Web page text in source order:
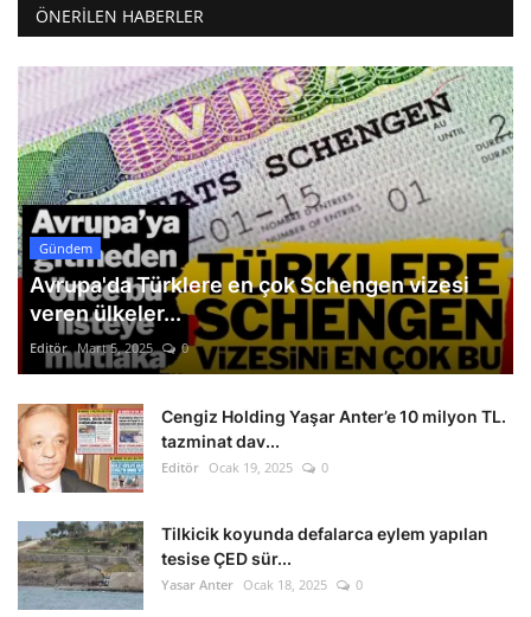
ÖNERILEN HABERLER
Gündem
Avrupa'da Türklere en çok Schengen vizesi
veren ülkeler...
Editör Mart 5, 2025 0
Cengiz Holding Yaşar Anter’e 10 milyon TL.
tazminat dav...
Editör Ocak 19, 2025 0
Tilkicik koyunda defalarca eylem yapılan
tesise ÇED sür...
Yasar Anter Ocak 18, 2025 0